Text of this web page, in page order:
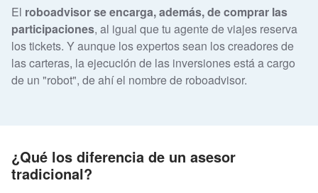
El roboadvisor se encarga, además, de comprar las
participaciones, al igual que tu agente de viajes reserva
los tickets. Y aunque los expertos sean los creadores de
las carteras, la ejecución de las inversiones está a cargo
de un "robot", de ahí el nombre de roboadvisor.
¿Qué los diferencia de un asesor
tradicional?